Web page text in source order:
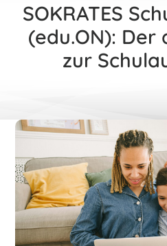
E-Learnings
Shop
Anfrage
Suche
nach:
SOKRATES
(edu.ON): Der
zur